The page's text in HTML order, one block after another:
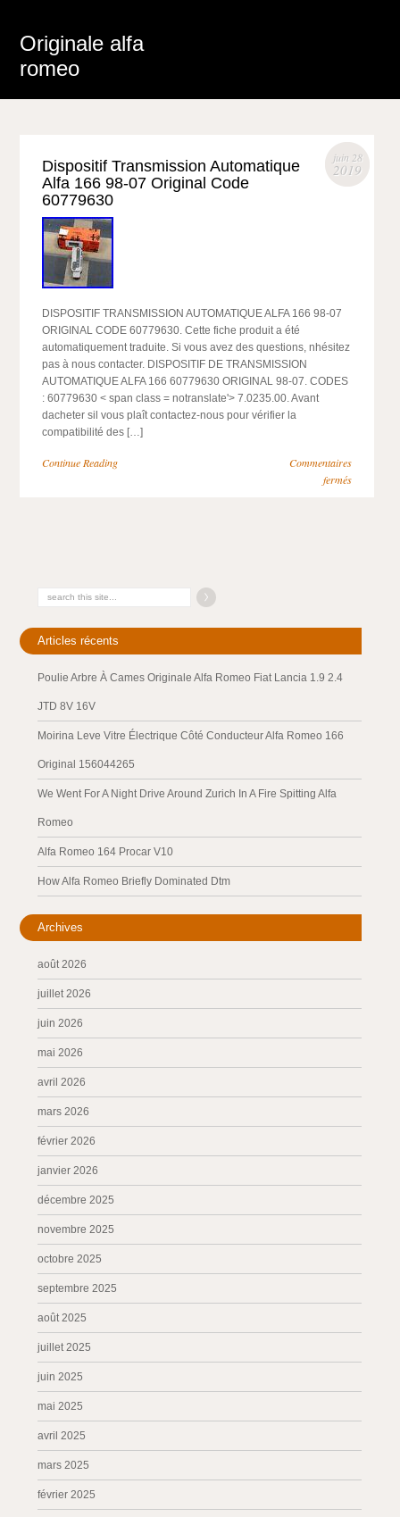
Originale alfa
romeo
juin 28
2019
Dispositif Transmission Automatique
Alfa 166 98-07 Original Code
60779630
DISPOSITIF TRANSMISSION AUTOMATIQUE ALFA 166 98-07
ORIGINAL CODE 60779630. Cette fiche produit a été
automatiquement traduite. Si vous avez des questions, nhésitez
pas à nous contacter. DISPOSITIF DE TRANSMISSION
AUTOMATIQUE ALFA 166 60779630 ORIGINAL 98-07. CODES
: 60779630 < span class = notranslate'> 7.0235.00. Avant
dacheter sil vous plaît contactez-nous pour vérifier la
compatibilité des […]
Continue Reading
Commentaires
fermés
Articles récents
Poulie Arbre À Cames Originale Alfa Romeo Fiat Lancia 1.9 2.4
JTD 8V 16V
Moirina Leve Vitre Électrique Côté Conducteur Alfa Romeo 166
Original 156044265
We Went For A Night Drive Around Zurich In A Fire Spitting Alfa
Romeo
Alfa Romeo 164 Procar V10
How Alfa Romeo Briefly Dominated Dtm
Archives
août 2026
juillet 2026
juin 2026
mai 2026
avril 2026
mars 2026
février 2026
janvier 2026
décembre 2025
novembre 2025
octobre 2025
septembre 2025
août 2025
juillet 2025
juin 2025
mai 2025
avril 2025
mars 2025
février 2025